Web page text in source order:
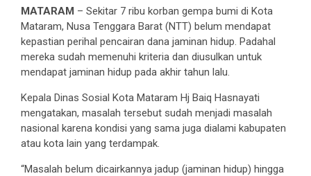
MATARAM – Sekitar 7 ribu korban gempa bumi di Kota
Mataram, Nusa Tenggara Barat (NTT) belum mendapat
kepastian perihal pencairan dana jaminan hidup. Padahal
mereka sudah memenuhi kriteria dan diusulkan untuk
mendapat jaminan hidup pada akhir tahun lalu.
Kepala Dinas Sosial Kota Mataram Hj Baiq Hasnayati
mengatakan, masalah tersebut sudah menjadi masalah
nasional karena kondisi yang sama juga dialami kabupaten
atau kota lain yang terdampak.
“Masalah belum dicairkannya jadup (jaminan hidup) hingga